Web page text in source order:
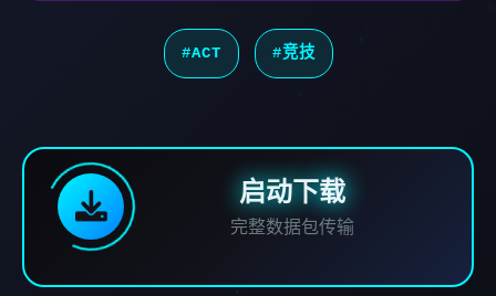
#ACT #竞技
启动下载
完整数据包传输